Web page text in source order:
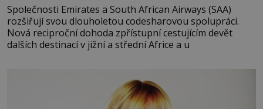
Společnosti Emirates a South African Airways (SAA)
rozšiřují svou dlouholetou codesharovou spolupráci.
Nová reciproční dohoda zpřístupní cestujícím devět
dalších destinací v jižní a střední Africe a u